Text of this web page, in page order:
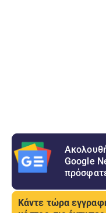
Google
Κάντε τώρα